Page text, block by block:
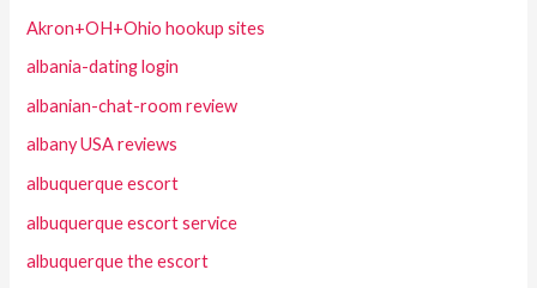
Akron+OH+Ohio hookup sites
albania-dating login
albanian-chat-room review
albany USA reviews
albuquerque escort
albuquerque escort service
albuquerque the escort